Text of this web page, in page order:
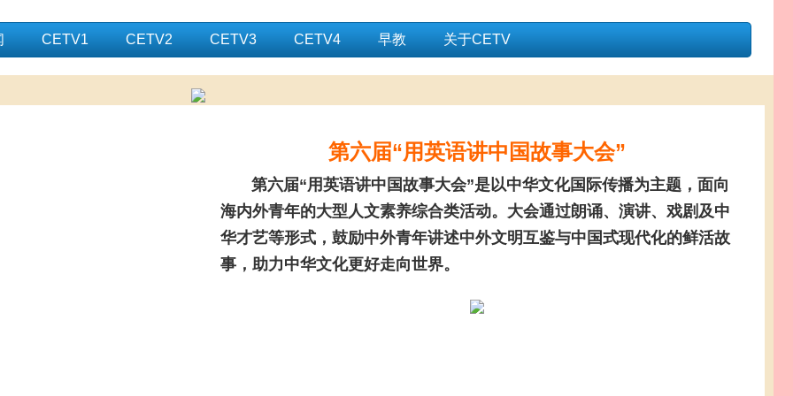
CETV1 CETV2 CETV3 CETV4 早教 关于CETV
第六届“用英语讲中国故事大会”
第六届“用英语讲中国故事大会”是以中华文化国际传播为主题，面向
海内外青年的大型人文素养综合类活动。大会通过朗诵、演讲、戏剧及中
华才艺等形式，鼓励中外青年讲述中外文明互鉴与中国式现代化的鲜活故
事，助力中华文化更好走向世界。